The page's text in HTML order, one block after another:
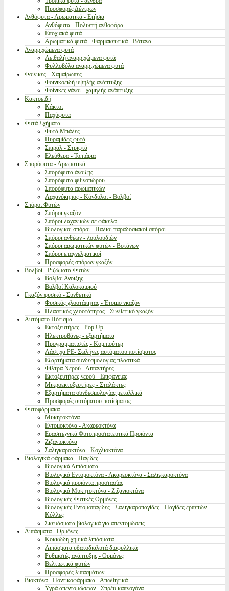
Προσφορές Δέντρων
Ανθόφυτα - Αρωματικά - Ετήσια
Ανθόφυτα - Πολυετή ανθοφόρα
Εποχιακά φυτά
Αρωματικά φυτά - Φαρμακευτικά - Βότανα
Αναρριχώμενα φυτά
Αειθαλή αναρριχώμενα φυτά
Φυλλοβόλα αναρριχώμενα φυτά
Φοίνικες - Χαμαίρωπες
Φοινικοειδή υψηλής ανάπτυξης
Φοίνικες νάνοι - χαμηλής ανάπτυξης
Κακτοειδή
Κάκτοι
Παχύφυτα
Φυτά Σχήματα
Φυτά Μπάλες
Πυραμίδες φυτά
Σπιράλ - Στριφτά
Ελεύθερα - Τοπιάρια
Σπορόφυτα - Αρωματικά
Σπορόφυτα άνοιξης
Σπορόφυτα φθινοπώρου
Σπορόφυτα αρωματικών
Λαχανόκηπος - Κόνδυλοι - Βολβοί
Σπόροι Φυτών
Σπόροι γκαζόν
Σπόροι λαχανικών σε φάκελα
Βιολογικοί σπόροι - Παλιοί παραδοσιακοί σπόροι
Σπόροι ανθέων - λουλουδιών
Σπόροι αρωματικών φυτών - Βοτάνων
Σπόροι επαγγελματικοί
Προσφορές σπόρων γκαζόν
Βολβοί - Ριζώματα Φυτών
Βολβοί Ανοιξης
Βολβοί Καλοκαιριού
Γκαζόν φυσικό - Συνθετικό
Φυσικός χλοοτάπητας - Έτοιμο γκαζόν
Πλαστικός χλοοτάπητας - Συνθετικό γκαζόν
Αυτόματο Πότισμα
Εκτοξευτήρες - Pop Up
Ηλεκτροβάνες - εξαρτήματα
Προγραμματιστές - Κομπιούτερ
Λάστιχα PE- Σωλήνες αυτόματου ποτίσματος
Εξαρτήματα συνδεσμολογίας πλαστικά
Φίλτρα Νερού - Λιπαντήρες
Εκτοξευτήρες νερού - Επιφανείας
Μικροεκτοξευτήρες - Σταλάκτες
Εξαρτήματα συνδεσμολογίας μεταλλικά
Προσφορές αυτόματου ποτίσματος
Φυτοφάρμακα
Μυκητοκτόνα
Εντομοκτόνα - Ακαρεοκτόνα
Ερασιτεχνικά Φυτοπροστατευτικά Προιόντα
Ζιζανιοκτόνα
Σαλιγκαροκτόνα - Κοχλιοκτόνα
Βιολογικά φάρμακα - Παγίδες
Βιολογικά Λιπάσματα
Βιολογικά Εντομοκτόνα - Ακαρεοκτόνα - Σαλιγκαροκτόνα
Βιολογικά προιόντα προστασίας
Βιολογικά Μυκητοκτόνα - Ζιζανιοκτόνα
Βιολογικές Φυτικές Ορμόνες
Βιολογικές Εντομοπαγίδες - Σαλιγκαροπαγίδες - Παγίδες ερπετών -
Κόλλες
Σκευάσματα βιολογικά για απεντομώσεις
Λιπάσματα - Ορμόνες
Κοκκώδη χημικά λιπάσματα
Λιπάσματα υδατοδιαλυτά διαφυλλικά
Ρυθμιστές ανάπτυξης - Ορμόνες
Βελτιωτικά φυτών
Προσφορές λιπασμάτων
Βιοκτόνα - Ποντικοφάρμακα - Απωθητικά
Υγρά απεντομώσεων - Σπρέυ καπνογόνα